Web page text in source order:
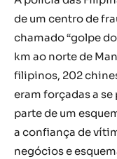
de um centro de
chamado “golpe
km ao norte de
filipinos, 202
eram forçadas a
parte de um
a confiança de
negócios e